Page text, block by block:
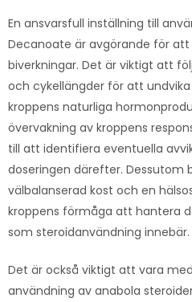
En ansvarsfull inställning till
Decanoate är avgörande för
biverkningar. Det är viktigt att
och cykellängder för att
kroppens naturliga
övervakning av kroppens
till att identifiera eventuella
doseringen därefter. Dessutom
välbalanserad kost och en
kroppens förmåga att hantera
som steroidanvändning innebär.
Det är också viktigt att vara
användning av anabola